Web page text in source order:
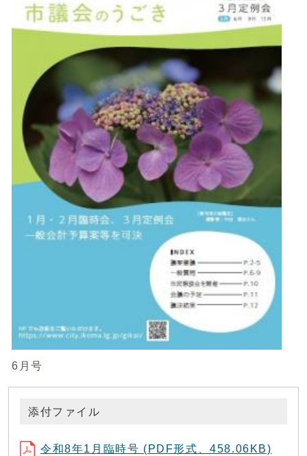
6月号
添付ファイル
令和8年1月臨時号 (PDF形式、458.06KB)